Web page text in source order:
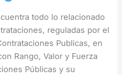
todo lo relacionado
reguladas por el
Publicas, en
Rango, Valor y Fuerza
Públicas y su